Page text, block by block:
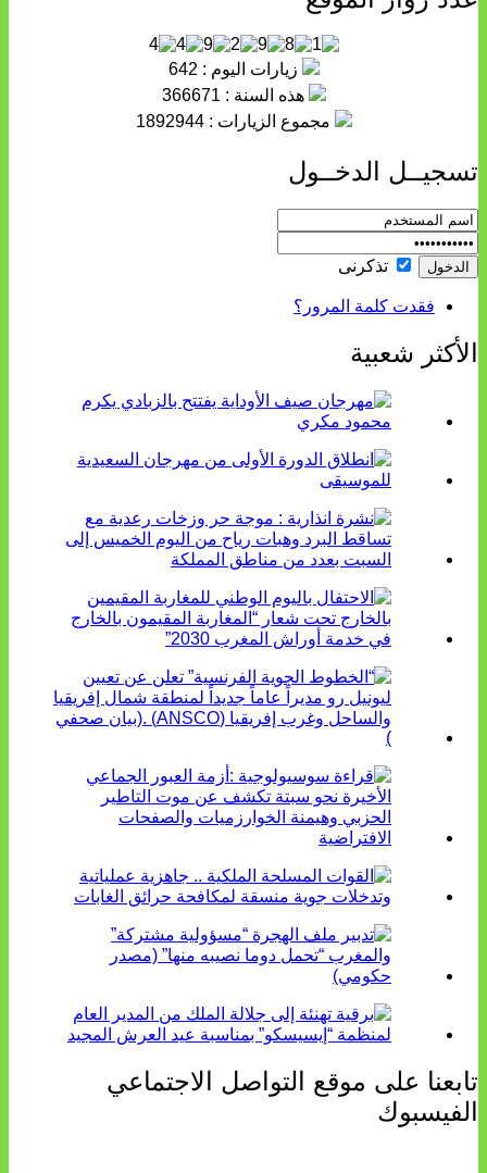
زيارات اليوم : 642
هذه السنة : 366671
مجموع الزيارات : 1892944
تسجيــل الدخــول
تذكرنى
فقدت كلمة المرور؟
الأكثر شعبية
تابعنا على موقع التواصل الاجتماعي
الفيسبوك